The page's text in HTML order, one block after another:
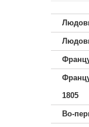
1805
Во-